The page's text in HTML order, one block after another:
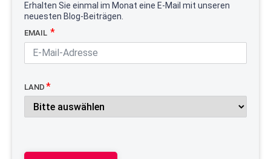
Erhalten Sie einmal im Monat eine E-Mail mit unseren
neuesten Blog-Beiträgen.
EMAIL
LAND